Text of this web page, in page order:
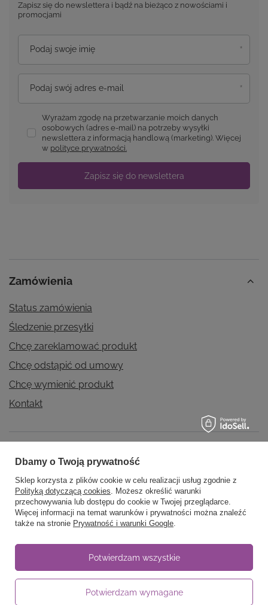
Zapisz się do newslettera i bądź na bieżąco z nowościami i
promocjami
Podaj swoje imię
Podaj swój adres e-mail
Wyrażam zgodę na przetwarzanie moich danych
osobowych (adres e-mail) na potrzeby wysyłki
newslettera z informacją handlową (marketing). Więcej
w polityce prywatności.
Zapisz się do newslettera
Zamówienia
Status zamówienia
Śledzenie przesyłki
Chcę zareklamować produkt
Chcę odstąpić od umowy
Chcę wymienić produkt
Kontakt
Regulaminy
Dbamy o Twoją prywatność
Sklep korzysta z plików cookie w celu realizacji usług zgodnie z
Polityką dotyczącą cookies. Możesz określić warunki
przechowywania lub dostępu do cookie w Twojej przeglądarce.
Więcej informacji na temat warunków i prywatności można znaleźć
także na stronie Prywatność i warunki Google.
Potwierdzam wymagane
Potwierdzam wszystkie